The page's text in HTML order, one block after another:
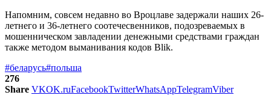
Напомним, совсем недавно во Вроцлаве задержали наших 26-
летнего и 36-летнего соотечесвенников, подозреваемых в
мошенническом завладении денежными средствами граждан
также методом выманивания кодов Blik.
#беларусь#польша
276
Share VKOK.ruFacebookTwitterWhatsAppTelegramViber